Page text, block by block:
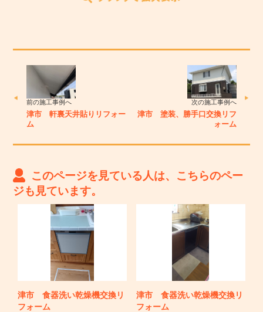
前の施工事例へ
津市 軒裏天井貼りリフォー
ム
次の施工事例へ
津市 塗装、勝手口交換リフ
ォーム
このページを見ている人は、こちらのペー
ジも見ています。
津市 食器洗い乾燥機交換リ
フォーム
津市 食器洗い乾燥機交換リ
フォーム